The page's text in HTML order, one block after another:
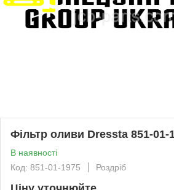
Фільтр оливи Dressta 851-01-
В наявності
Код: 851-01-1975
Роздріб